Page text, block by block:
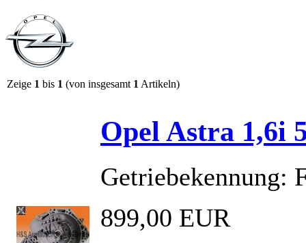
Zeige 1 bis 1 (von insgesamt 1 Artikeln)
Opel Astra 1,6i
Getriebekennung:
899,00 EUR